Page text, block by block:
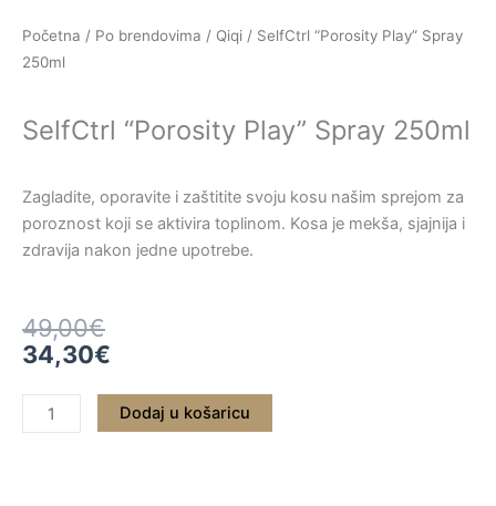
content
Početna / Po brendovima / Qiqi / SelfCtrl “Porosity Play” Spray
250ml
SelfCtrl “Porosity Play” Spray 250ml
Zagladite, oporavite i zaštitite svoju kosu našim sprejom za
poroznost koji se aktivira toplinom. Kosa je mekša, sjajnija i
zdravija nakon jedne upotrebe.
49,00€
Izvorna
cijena
je:
49,00€.
34,30€
Trenutna
cijena
34,30€.
SelfCtrl
"Porosity
Dodaj u košaricu